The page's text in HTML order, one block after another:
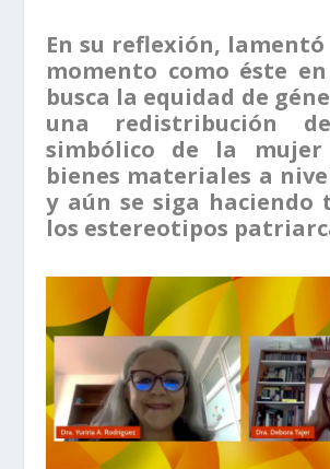
En su reflexión, lamentó
momento como éste
busca la equidad de
una redistribución
simbólico de la
bienes materiales a
y aún se siga haciendo
los estereotipos